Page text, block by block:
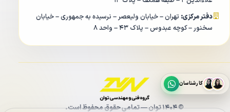
دستگاه های ضبط کننده ویدئویی XVR – DVR – NVR داهوا
برای گرفتن تصویر از دستگاه DVR داهوا
باید از یک صفحه نمایشگر استفاده کنید. صفحه نمایشگر ها
دارای پورت VGA و HDMI می باشند و دستگاه XVR داهوا
دفتر مرکزی: تهران – خیابان ولیعصر – نرسیده به جمهوری – خیابان
سخنور – کوچه عبدوس – پلاک ۴۳ – واحد ۸
© ۱۴۰۴ توان — تمامی حقوق محفوظ است.
کارشناسان